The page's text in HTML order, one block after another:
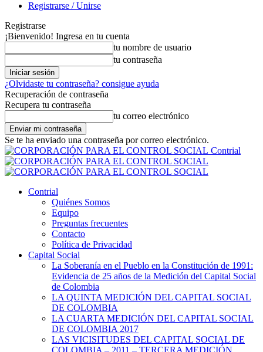
Registrarse / Unirse
Registrarse
¡Bienvenido! Ingresa en tu cuenta
tu nombre de usuario
tu contraseña
¿Olvidaste tu contraseña? consigue ayuda
Recuperación de contraseña
Recupera tu contraseña
tu correo electrónico
Se te ha enviado una contraseña por correo electrónico.
Contrial
Contrial
Quiénes Somos
Equipo
Preguntas frecuentes
Contacto
Política de Privacidad
Capital Social
La Soberanía en el Pueblo en la Constitución de 1991:
Evidencia de 25 años de la Medición del Capital Social
de Colombia
LA QUINTA MEDICIÓN DEL CAPITAL SOCIAL
DE COLOMBIA
LA CUARTA MEDICIÓN DEL CAPITAL SOCIAL
DE COLOMBIA 2017
LAS VICISITUDES DEL CAPITAL SOCIAL DE
COLOMBIA – 2011 – TERCERA MEDICIÓN